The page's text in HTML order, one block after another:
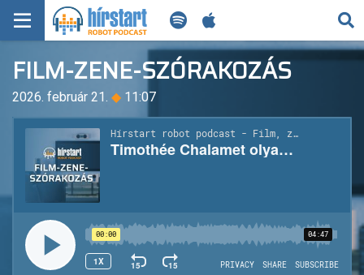
KERESÉS
KEZDŐLAP
FRISS HÍREK
TECH HÍREK
FILM-ZENE-SZÓRAKOZÁS
PLAYLIST
MI AZ A ROBOT PODCAST?
FILM-ZENE-SZÓRAKOZÁS
2026. február 21. ◆ 11:07